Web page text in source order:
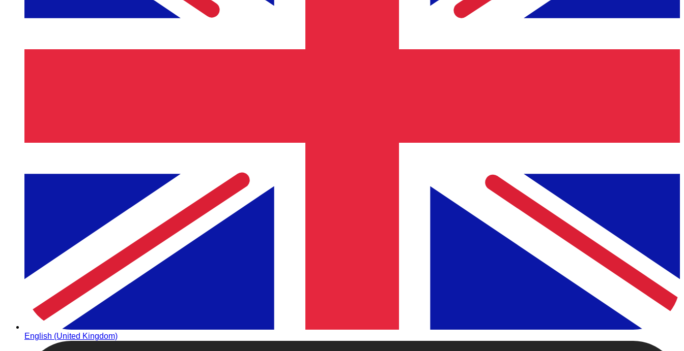
English (United Kingdom)